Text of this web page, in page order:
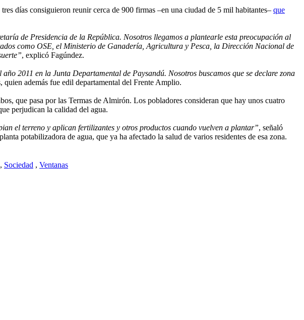
días consiguieron reunir cerca de 900 firmas –en una ciudad de 5 mil habitantes– que
de Presidencia de la República. Nosotros llegamos a plantearle esta preocupación al
como OSE, el Ministerio de Ganadería, Agricultura y Pesca, la Dirección Nacional de
, explicó Fagúndez.
2011 en la Junta Departamental de Paysandú. Nosotros buscamos que se declare zona
además fue edil departamental del Frente Amplio.
que pasa por las Termas de Almirón. Los pobladores consideran que hay unos cuatro
perjudican la calidad del agua.
el terreno y aplican fertilizantes y otros productos cuando vuelven a plantar”, señaló
potabilizadora de agua, que ya ha afectado la salud de varios residentes de esa zona.
, Sociedad , Ventanas